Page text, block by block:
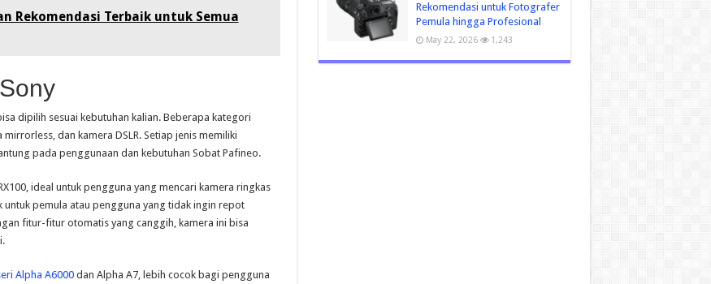
Rekomendasi Terbaik untuk Semua
dipilih sesuai kebutuhan kalian. Beberapa kategori
dan kamera DSLR. Setiap jenis memiliki
pada penggunaan dan kebutuhan Sobat Pafineo.
ideal untuk pengguna yang mencari kamera ringkas
pemula atau pengguna yang tidak ingin repot
fitur-fitur otomatis yang canggih, kamera ini bisa
Alpha A6000dan Alpha A7, lebih cocok bagi pengguna
Rekomendasi untuk Fotografer
Pemula hingga Profesional
May 22, 2026 1,243